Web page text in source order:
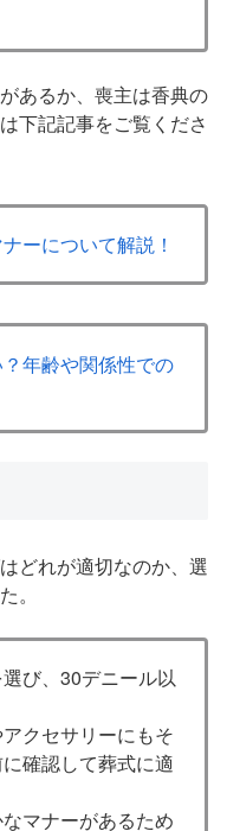
あるか、喪主は香典の
下記記事をご覧くださ
ーについて解説！
年齢や関係性での
どれが適切なのか、選
。
び、30デニール以
クセサリーにもそ
確認して葬式に適
マナーがあるため